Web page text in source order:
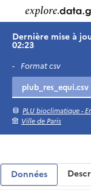
Dernière mise à
02:23
- Format csv
PLU bioclimatique -
Ville de Paris
Données